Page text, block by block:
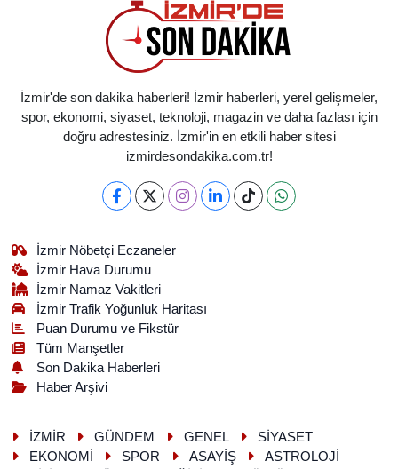
İzmir'de son dakika haberleri! İzmir haberleri, yerel gelişmeler,
spor, ekonomi, siyaset, teknoloji, magazin ve daha fazlası için
doğru adrestesiniz. İzmir'in en etkili haber sitesi
izmirdesondakika.com.tr!
İzmir Nöbetçi Eczaneler
İzmir Hava Durumu
İzmir Namaz Vakitleri
İzmir Trafik Yoğunluk Haritası
Puan Durumu ve Fikstür
Tüm Manşetler
Son Dakika Haberleri
Haber Arşivi
İZMİR GÜNDEM GENEL
SİYASET
EKONOMİ
SPOR ASAYİŞ ASTROLOJİ